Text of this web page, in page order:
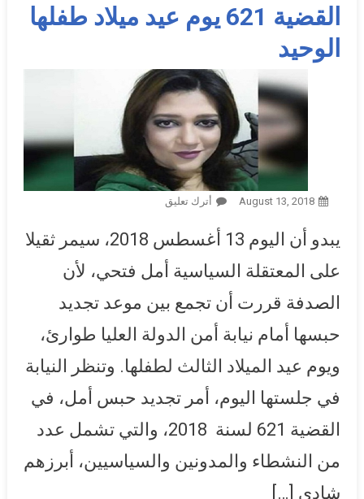
القضية 621 يوم عيد ميلاد طفلها
الوحيد
August 13, 2018 أترك تعليق
القضية 621 يوم عيد ميلاد طفلها
يبدو أن اليوم 13 أغسطس 2018، سيمر ثقيلا
على المعتقلة السياسية أمل فتحي، لأن
الصدفة قررت أن تجمع بين موعد تجديد
حبسها أمام نيابة أمن الدولة العليا طوارئ،
ويوم عيد الميلاد الثالث لطفلها. وتنظر النيابة
في جلستها اليوم، أمر تجديد حبس أمل، في
القضية 621 لسنة 2018، والتي تشمل عدد
من النشطاء والمدونين والسياسيين، أبرزهم
شادي […]